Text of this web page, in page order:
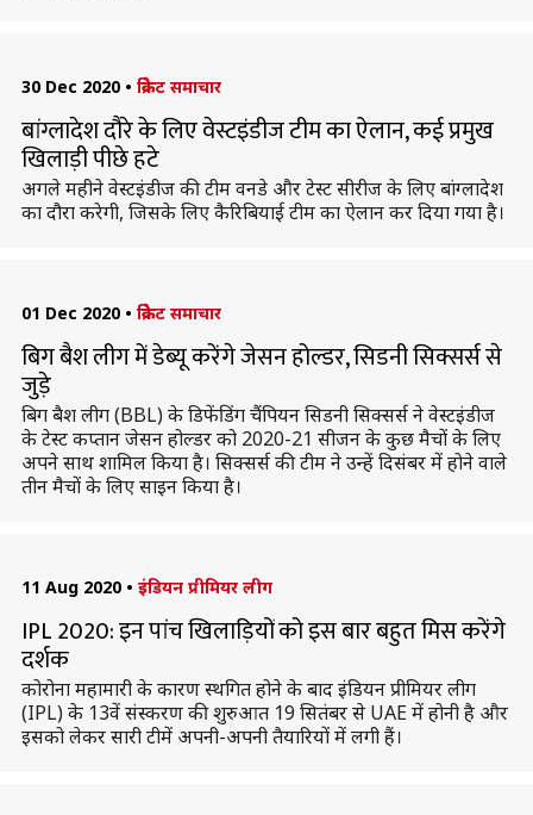
30 Dec 2020 • क्रिकेट समाचार
बांग्लादेश दौरे के लिए वेस्टइंडीज टीम का ऐलान, कई प्रमुख
खिलाड़ी पीछे हटे
अगले महीने वेस्टइंडीज की टीम वनडे और टेस्ट सीरीज के लिए बांग्लादेश
का दौरा करेगी, जिसके लिए कैरिबियाई टीम का ऐलान कर दिया गया है।
01 Dec 2020 • क्रिकेट समाचार
बिग बैश लीग में डेब्यू करेंगे जेसन होल्डर, सिडनी सिक्सर्स से
जुड़े
बिग बैश लीग (BBL) के डिफेंडिंग चैंपियन सिडनी सिक्सर्स ने वेस्टइंडीज
के टेस्ट कप्तान जेसन होल्डर को 2020-21 सीजन के कुछ मैचों के लिए
अपने साथ शामिल किया है। सिक्सर्स की टीम ने उन्हें दिसंबर में होने वाले
तीन मैचों के लिए साइन किया है।
11 Aug 2020 • इंडियन प्रीमियर लीग
IPL 2020: इन पांच खिलाड़ियों को इस बार बहुत मिस करेंगे
दर्शक
कोरोना महामारी के कारण स्थगित होने के बाद इंडियन प्रीमियर लीग
(IPL) के 13वें संस्करण की शुरुआत 19 सितंबर से UAE में होनी है और
इसको लेकर सारी टीमें अपनी-अपनी तैयारियों में लगी हैं।